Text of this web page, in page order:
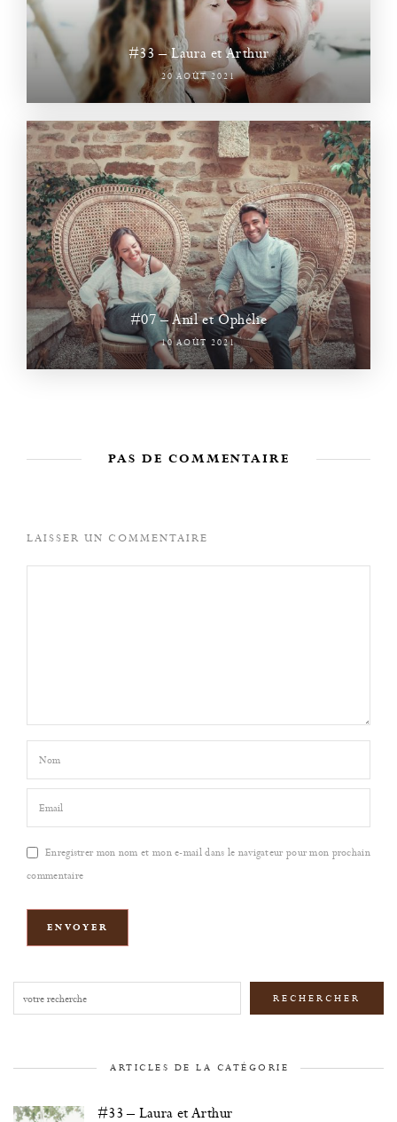
#33 – Laura et Arthur
20 AOÛT 2021
#07 – Anil et Ophélie
10 AOÛT 2021
PAS DE COMMENTAIRE
LAISSER UN COMMENTAIRE
Enregistrer mon nom et mon e-mail dans le navigateur pour mon prochain
commentaire
Rechercher RECHERCHER
ARTICLES DE LA CATÉGORIE
#33 – Laura et Arthur